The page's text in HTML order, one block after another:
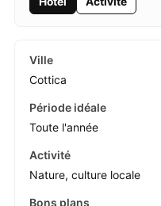
Cottica
Toute l'année
Nature, culture locale